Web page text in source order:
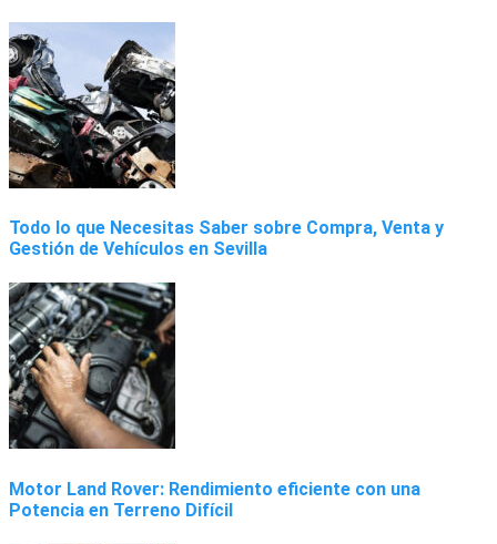
Todo lo que Necesitas Saber sobre Compra, Venta y
Gestión de Vehículos en Sevilla
Motor Land Rover: Rendimiento eficiente con una
Potencia en Terreno Difícil